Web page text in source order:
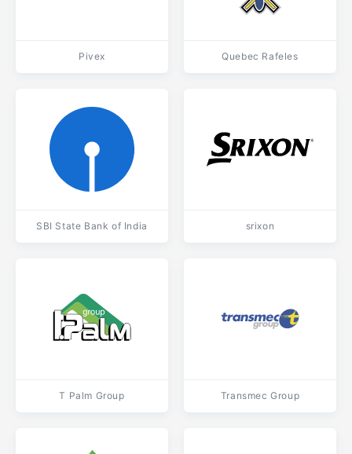
Pivex Quebec Rafeles
SBI State Bank of India srixon
T Palm Group Transmec Group